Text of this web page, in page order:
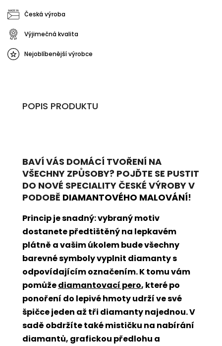
Česká výroba
Výjimečná kvalita
Nejoblíbenější výrobce
POPIS PRODUKTU
BAVÍ VÁS DOMÁCÍ TVOŘENÍ NA
VŠECHNY ZPŮSOBY? POJĎTE SE PUSTIT
DO NOVÉ SPECIALITY ČESKÉ VÝROBY V
PODOBĚ DIAMANTOVÉHO MALOVÁNÍ!
Princip je snadný: vybraný motiv
dostanete předtištěný na lepkavém
plátně a vašim úkolem bude všechny
barevné symboly vyplnit diamanty s
odpovídajícím označením. K tomu vám
pomůžediamantovací pero, které po
ponoření do lepivé hmoty udrží ve své
špičce jeden až tři diamanty najednou. V
sadě obdržíte také mističku na nabírání
diamantů, grafickou předlohu a